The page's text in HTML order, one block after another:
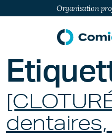
Organisation